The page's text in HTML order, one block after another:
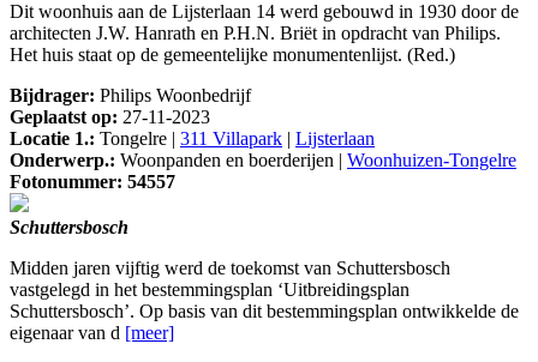
Dit woonhuis aan de Lijsterlaan 14 werd gebouwd in 1930 door de
architecten J.W. Hanrath en P.H.N. Briët in opdracht van Philips.
Het huis staat op de gemeentelijke monumentenlijst. (Red.)
Bijdrager: Philips Woonbedrijf
Geplaatst op: 27-11-2023
Locatie 1.: Tongelre | 311 Villapark | Lijsterlaan
Onderwerp.: Woonpanden en boerderijen | Woonhuizen-Tongelre
Fotonummer: 54557
Schuttersbosch
Midden jaren vijftig werd de toekomst van Schuttersbosch
vastgelegd in het bestemmingsplan ‘Uitbreidingsplan
Schuttersbosch’. Op basis van dit bestemmingsplan ontwikkelde de
eigenaar van d [meer]